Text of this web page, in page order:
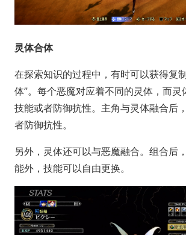
灵体合体
在探索知识的过程中，有时可以获得复
体”。每个恶魔对应着不同的灵体，而灵
技能或者防御抗性。主角与灵体融合后
者防御抗性。
另外，灵体还可以与恶魔融合。组合后
能外，技能可以自由更换。